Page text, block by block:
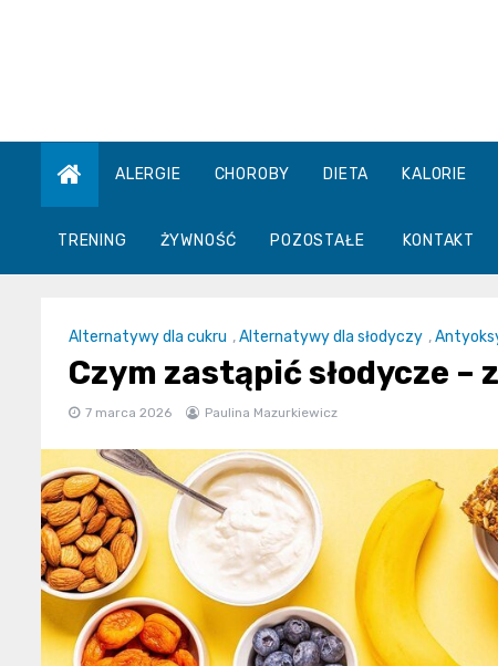
ALERGIE CHOROBY DIETA KALORIE
TRENING ŻYWNOŚĆ POZOSTAŁE KONTAKT
Alternatywy dla cukru ,Alternatywy dla słodyczy ,
Czym zastąpić słodycze
7 marca 2026 Paulina Mazurkiewicz